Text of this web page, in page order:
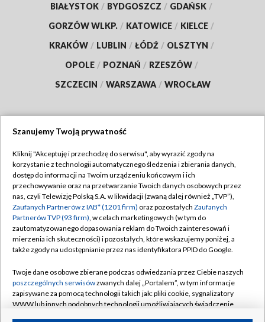
BIAŁYSTOK / BYDGOSZCZ / GDAŃSK /
GORZÓW WLKP. / KATOWICE / KIELCE /
KRAKÓW / LUBLIN / ŁÓDŹ / OLSZTYN /
OPOLE / POZNAŃ / RZESZÓW /
SZCZECIN / WARSZAWA / WROCŁAW
TVP
Abonament TVP
Emisja w TVP
Centrum informacji TVP
Naziemna Telewizja Cyfrowa
Rada Programowa
System NOS
Informacje o nadawcy
Regulamin TVP
Polityka prywatności
Moje zgody
Pomoc
Kontakt
Szanujemy Twoją prywatność
Kliknij "Akceptuję i przechodzę do serwisu", aby wyrazić zgody na
korzystanie z technologii automatycznego śledzenia i zbierania danych,
dostęp do informacji na Twoim urządzeniu końcowym i ich
przechowywanie oraz na przetwarzanie Twoich danych osobowych przez
nas, czyli Telewizję Polską S.A. w likwidacji (zwaną dalej również „TVP”),
Zaufanych Partnerów z IAB* (1201 firm) oraz pozostałych Zaufanych
Partnerów TVP (93 firm), w celach marketingowych (w tym do
zautomatyzowanego dopasowania reklam do Twoich zainteresowań i
mierzenia ich skuteczności) i pozostałych, które wskazujemy poniżej, a
także zgody na udostępnianie przez nas identyfikatora PPID do Google.
Twoje dane osobowe zbierane podczas odwiedzania przez Ciebie naszych
poszczególnych serwisówzwanych dalej „Portalem”, w tym informacje
zapisywane za pomocą technologii takich jak: pliki cookie, sygnalizatory
WWW lub innych podobnych technologii umożliwiających świadczenie